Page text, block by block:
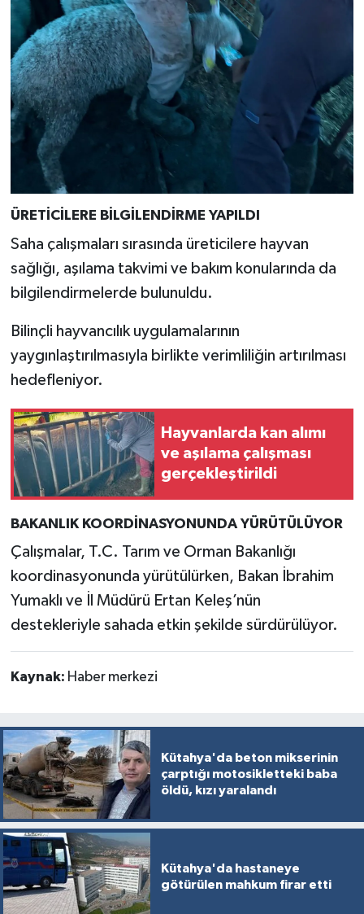
ÜRETİCİLERE BİLGİLENDİRME YAPILDI
Saha çalışmaları sırasında üreticilere hayvan
sağlığı, aşılama takvimi ve bakım konularında da
bilgilendirmelerde bulunuldu.
Bilinçli hayvancılık uygulamalarının
yaygınlaştırılmasıyla birlikte verimliliğin artırılması
hedefleniyor.
Hayvanlarda kan alımı
ve aşılama çalışması
gerçekleştirildi
BAKANLIK KOORDİNASYONUNDA YÜRÜTÜLÜYOR
Çalışmalar, T.C. Tarım ve Orman Bakanlığı
koordinasyonunda yürütülürken, Bakan İbrahim
Yumaklı ve İl Müdürü Ertan Keleş’nün
destekleriyle sahada etkin şekilde sürdürülüyor.
Kaynak: Haber merkezi
Kütahya'da beton mikserinin
çarptığı motosikletteki baba
öldü, kızı yaralandı
Kütahya'da hastaneye
götürülen mahkum firar etti